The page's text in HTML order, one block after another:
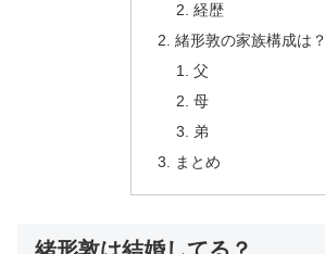
経歴
緒形敦の家族構成は？
父
母
弟
まとめ